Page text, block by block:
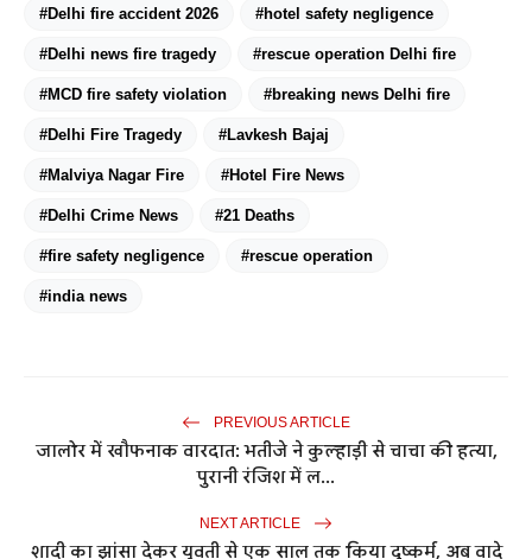
#Delhi fire accident 2026 #hotel safety negligence
#Delhi news fire tragedy #rescue operation Delhi fire
#MCD fire safety violation #breaking news Delhi fire
#Delhi Fire Tragedy #Lavkesh Bajaj
#Malviya Nagar Fire #Hotel Fire News
#Delhi Crime News #21 Deaths
#fire safety negligence #rescue operation
#india news
PREVIOUS ARTICLE
जालोर में खौफनाक वारदात: भतीजे ने कुल्हाड़ी से चाचा की हत्या,
पुरानी रंजिश में ल...
NEXT ARTICLE
शादी का झांसा देकर युवती से एक साल तक किया दुष्कर्म, अब वादे